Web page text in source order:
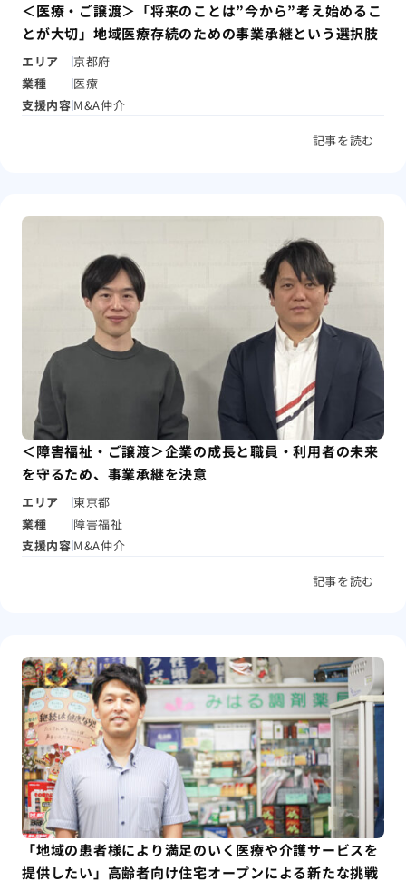
＜医療・ご譲渡＞「将来のことは”今から”考え始めるこ
とが大切」地域医療存続のための事業承継という選択肢
エリア
京都府
業種
医療
支援内容 M&A仲介
記事を読む
＜障害福祉・ご譲渡＞企業の成長と職員・利用者の未来
を守るため、事業承継を決意
エリア
東京都
業種
障害福祉
支援内容 M&A仲介
記事を読む
「地域の患者様により満足のいく医療や介護サービスを
提供したい」高齢者向け住宅オープンによる新たな挑戦